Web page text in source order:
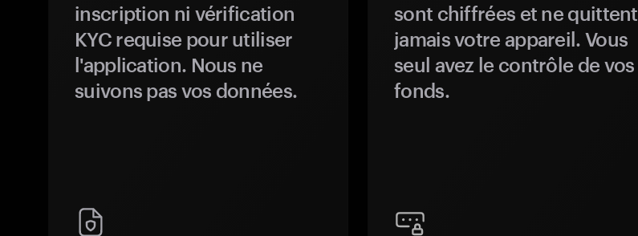
inscription ni vérification
KYC requise pour utiliser
l'application. Nous ne
suivons pas vos données.
sont chiffrées et ne quittent
jamais votre appareil. Vous
seul avez le contrôle de vos
fonds.